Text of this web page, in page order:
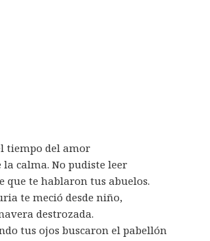
tiempo del amor
calma. No pudiste leer
que te hablaron tus abuelos.
te meció desde niño,
destrozada.
tus ojos buscaron el pabellón